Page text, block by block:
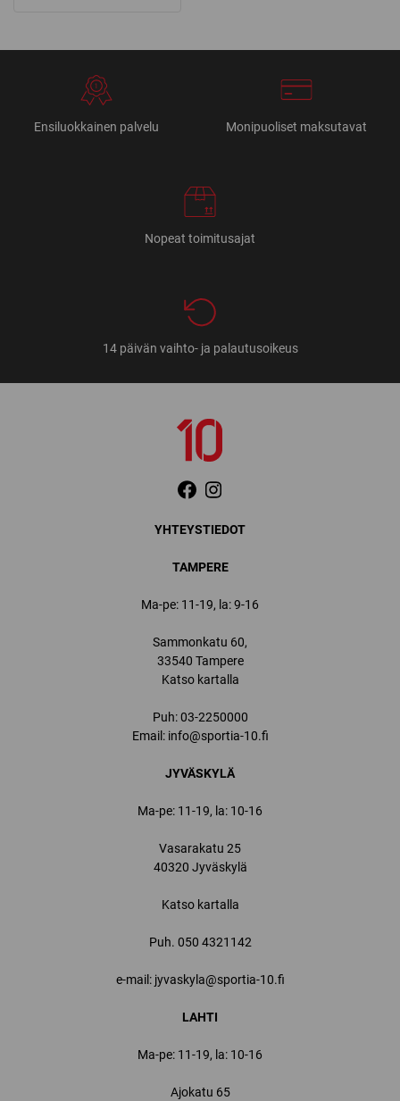
Ensiluokkainen palvelu Monipuoliset maksutavat
Nopeat toimitusajat
14 päivän vaihto- ja palautusoikeus
YHTEYSTIEDOT
TAMPERE
Ma-pe: 11-19, la: 9-16
Sammonkatu 60,
33540 Tampere
Katso kartalla
Puh:03-2250000
Email: info@sportia-10.fi
JYVÄSKYLÄ
Ma-pe: 11-19, la: 10-16
Vasarakatu 25
40320 Jyväskylä
Katso kartalla
Puh. 050 4321142
e-mail: jyvaskyla@sportia-10.fi
LAHTI
Ma-pe: 11-19, la: 10-16
Ajokatu 65